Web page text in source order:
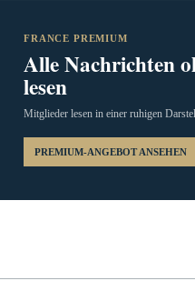
FRANCE PREMIUM
Alle Nachrichten
lesen
Mitglieder lesen in einer ruhigen
PREMIUM-ANGEBOT ANSEHEN